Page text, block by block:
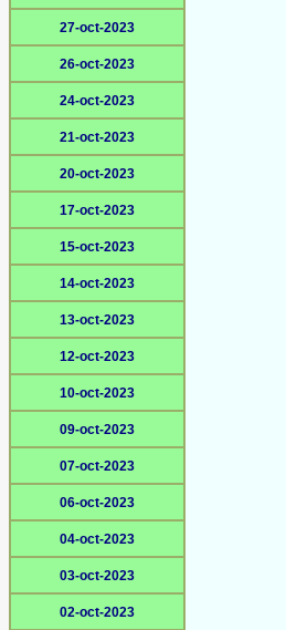
27-oct-2023
26-oct-2023
24-oct-2023
21-oct-2023
20-oct-2023
17-oct-2023
15-oct-2023
14-oct-2023
13-oct-2023
12-oct-2023
10-oct-2023
09-oct-2023
07-oct-2023
06-oct-2023
04-oct-2023
03-oct-2023
02-oct-2023